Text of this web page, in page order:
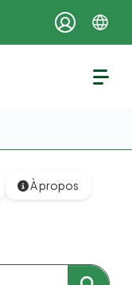
À propos